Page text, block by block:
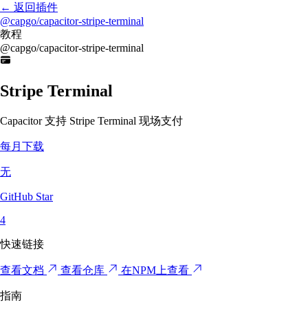
← 返回插件
@capgo/capacitor-stripe-terminal
教程
@capgo/capacitor-stripe-terminal
Stripe Terminal
Capacitor 支持 Stripe Terminal 现场支付
每月下载
无
GitHub Star
4
快速链接
查看文档 查看仓库 在NPM上查看
指南